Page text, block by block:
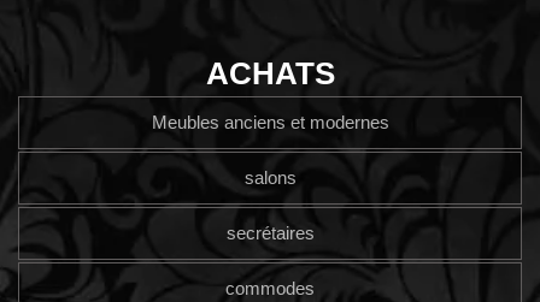
ACHATS
Meubles anciens et modernes
salons
secrétaires
commodes